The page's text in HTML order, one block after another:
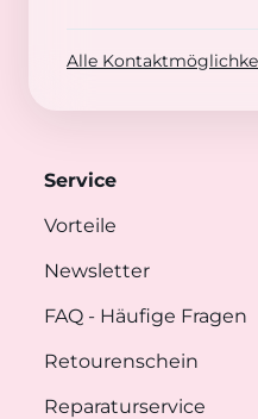
Alle
Service
Vorteile
Newsletter
FAQ - Häufige Fragen
Retourenschein
Reparaturservice